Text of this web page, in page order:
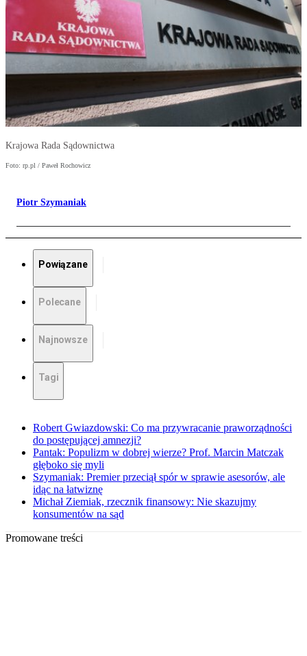
Krajowa Rada Sądownictwa
Foto: rp.pl / Paweł Rochowicz
Piotr Szymaniak
Powiązane
Polecane
Najnowsze
Tagi
Robert Gwiazdowski: Co ma przywracanie praworządności
do postępującej amnezji?
Pantak: Populizm w dobrej wierze? Prof. Marcin Matczak
głęboko się myli
Szymaniak: Premier przeciął spór w sprawie asesorów, ale
idąc na łatwiznę
Michał Ziemiak, rzecznik finansowy: Nie skazujmy
konsumentów na sąd
Promowane treści